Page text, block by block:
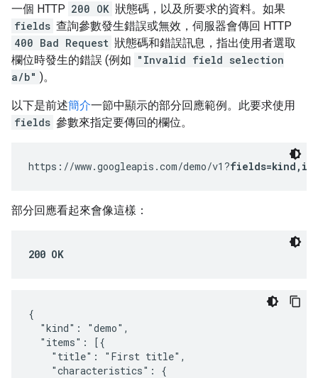
一個 HTTP 200 OK 狀態碼，以及所要求的資料。如果
fields 查詢參數發生錯誤或無效，伺服器會傳回 HTTP
400 Bad Request 狀態碼和錯誤訊息，指出使用者選取
欄位時發生的錯誤 (例如 "Invalid field selection
a/b" )。
以下是前述簡介一節中顯示的部分回應範例。此要求使用
fields 參數來指定要傳回的欄位。
https://www.googleapis.com/demo/v1?
部分回應看起來會像這樣：
200 OK
{
  "kind": "demo",
  "items": [{
    "title": "First title",
    "characteristics": {